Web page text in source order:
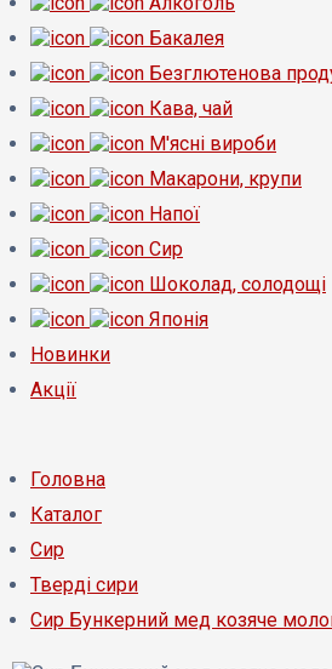
Бакалея
Безглютенова
Кава, чай
М'ясні вироби
Макарони, крупи
Напої
Сир
Шоколад, солодощі
Японія
Новинки
Акції
Головна
Каталог
Сир
Тверді сири
Сир Бункерний мед козяче